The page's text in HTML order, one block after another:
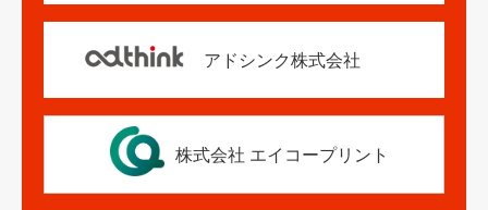
アドシンク株式会社
株式会社 エイコープリント